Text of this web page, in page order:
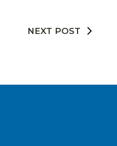
NEXT POST